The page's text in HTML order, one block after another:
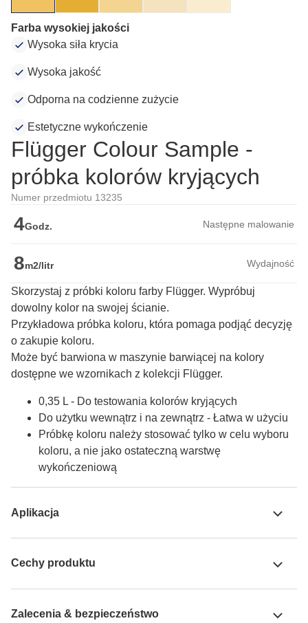
Farba wysokiej jakości
Wysoka siła krycia
Wysoka jakość
Odporna na codzienne zużycie
Estetyczne wykończenie
Flügger Colour Sample -
próbka kolorów kryjących
Numer przedmiotu 13235
4Godz. Następne malowanie
8m2/litr Wydajność
Skorzystaj z próbki koloru farby Flügger. Wypróbuj
dowolny kolor na swojej ścianie.
Przykładowa próbka koloru, która pomaga podjąć decyzję
o zakupie koloru.
Może być barwiona w maszynie barwiącej na kolory
dostępne we wzornikach z kolekcji Flügger.
0,35 L - Do testowania kolorów kryjących
Do użytku wewnątrz i na zewnątrz - Łatwa w użyciu
Próbkę koloru należy stosować tylko w celu wyboru
koloru, a nie jako ostateczną warstwę
wykończeniową
Aplikacja
Cechy produktu
Zalecenia & bezpieczeństwo